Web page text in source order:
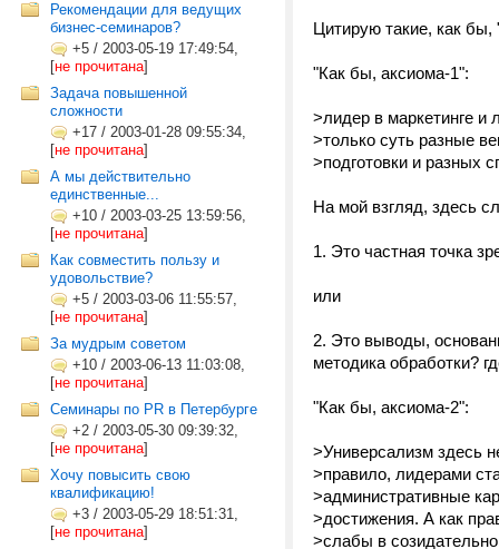
Рекомендации для ведущих
бизнес-семинаров?
+5 / 2003-05-19 17:49:54,
[не прочитана]
Задача повышенной
сложности
+17 / 2003-01-28 09:55:34,
[не прочитана]
А мы действительно
единственные...
+10 / 2003-03-25 13:59:56,
[не прочитана]
Как совместить пользу и
удовольствие?
+5 / 2003-03-06 11:55:57,
[не прочитана]
За мудрым советом
+10 / 2003-06-13 11:03:08,
[не прочитана]
Семинары по PR в Петербурге
+2 / 2003-05-30 09:39:32,
[не прочитана]
Хочу повысить свою
квалификацию!
+3 / 2003-05-29 18:51:31,
[не прочитана]
Цитирую такие, как бы,
"Как бы, аксиома-1":
>лидер в маркетинге и
>только суть разные
>подготовки и разных
На мой взгляд, здесь
1. Это частная точка
или
2. Это выводы,
методика обработки?
"Как бы, аксиома-2":
>Универсализм здесь
>правило, лидерами
>административные
>достижения. А как
>слабы в